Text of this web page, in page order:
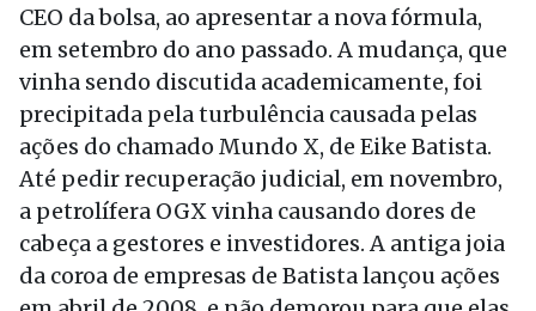
CEO da bolsa, ao apresentar a nova fórmula,
em setembro do ano passado. A mudança, que
vinha sendo discutida academicamente, foi
precipitada pela turbulência causada pelas
ações do chamado Mundo X, de Eike Batista.
Até pedir recuperação judicial, em novembro,
a petrolífera OGX vinha causando dores de
cabeça a gestores e investidores. A antiga joia
da coroa de empresas de Batista lançou ações